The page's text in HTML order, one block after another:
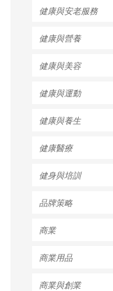
健康與安老服務
健康與營養
健康與美容
健康與運動
健康與養生
健康醫療
健身與培訓
品牌策略
商業
商業用品
商業與創業